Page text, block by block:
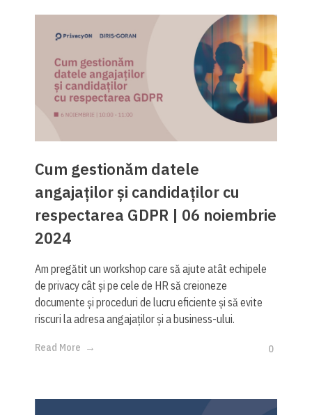
Cum gestionăm datele
angajaților și candidaților cu
respectarea GDPR | 06 noiembrie
2024
Am pregătit un workshop care să ajute atât echipele
de privacy cât și pe cele de HR să creioneze
documente și proceduri de lucru eficiente și să evite
riscuri la adresa angajaților și a business-ului.
Read More 0